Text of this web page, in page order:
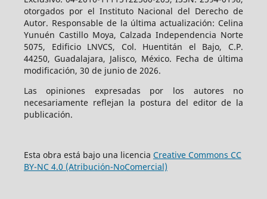
otorgados por el Instituto Nacional del Derecho de
Autor. Responsable de la última actualización: Celina
Yunuén Castillo Moya, Calzada Independencia Norte
5075, Edificio LNVCS, Col. Huentitán el Bajo, C.P.
44250, Guadalajara, Jalisco, México. Fecha de última
modificación, 30 de junio de 2026.
Las opiniones expresadas por los autores no
necesariamente reflejan la postura del editor de la
publicación.
Esta obra está bajo una licencia Creative Commons CC
BY-NC 4.0 (Atribución-NoComercial)